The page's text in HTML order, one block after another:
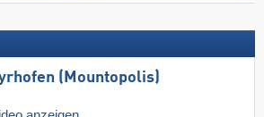
(Mountopolis)